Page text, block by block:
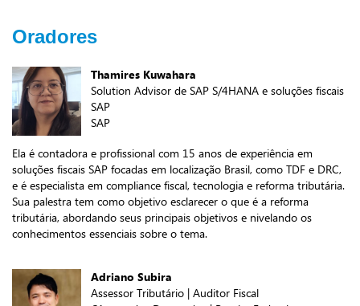
Oradores
Thamires Kuwahara
Solution Advisor de SAP S/4HANA e soluções fiscais
SAP
SAP
Ela é contadora e profissional com 15 anos de experiência em
soluções fiscais SAP focadas em localização Brasil, como TDF e DRC,
e é especialista em compliance fiscal, tecnologia e reforma tributária.
Sua palestra tem como objetivo esclarecer o que é a reforma
tributária, abordando seus principais objetivos e nivelando os
conhecimentos essenciais sobre o tema.
Adriano Subira
Assessor Tributário | Auditor Fiscal